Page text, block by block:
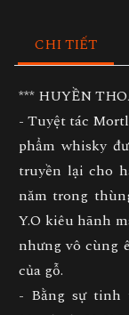
CHI TIẾT
*** HUYỀN
- Tuyệt tác
phẩm whisky
truyền lại cho
năm trong
Y.O kiêu hãnh
nhưng vô cùng
của gỗ.
- Bằng sự tinh